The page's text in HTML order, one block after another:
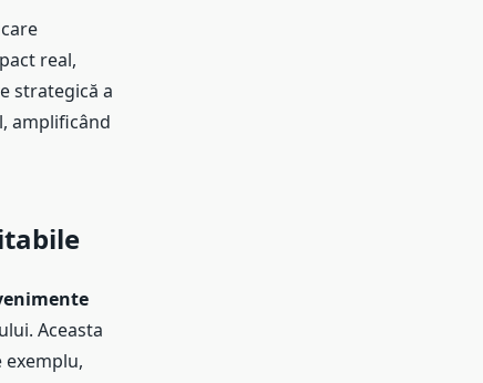
real,
strategică a
amplificând
Aceasta